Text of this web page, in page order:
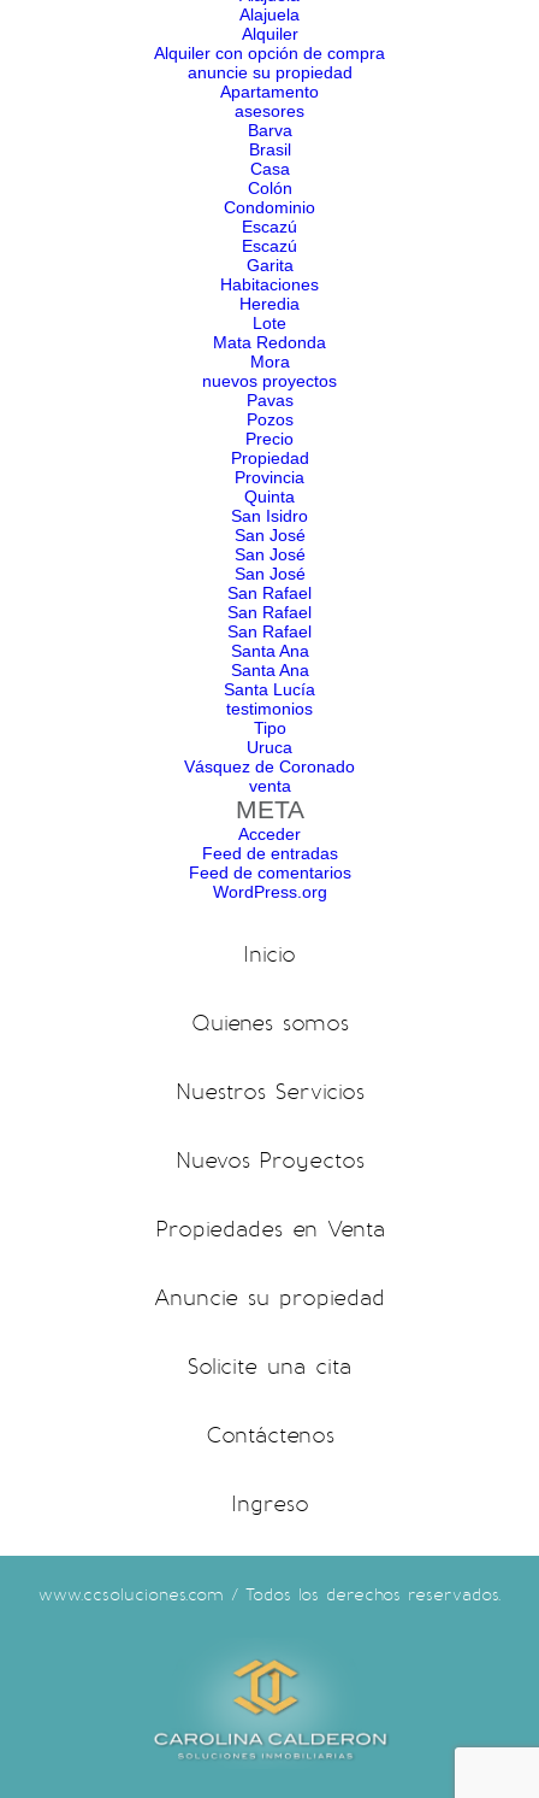
Alajuela
Alquiler
Alquiler con opción de compra
anuncie su propiedad
Apartamento
asesores
Barva
Brasil
Casa
Colón
Condominio
Escazú
Escazú
Garita
Habitaciones
Heredia
Lote
Mata Redonda
Mora
nuevos proyectos
Pavas
Pozos
Precio
Propiedad
Provincia
Quinta
San Isidro
San José
San José
San José
San Rafael
San Rafael
San Rafael
Santa Ana
Santa Ana
Santa Lucía
testimonios
Tipo
Uruca
Vásquez de Coronado
venta
META
Acceder
Feed de entradas
Feed de comentarios
WordPress.org
Inicio
Quienes somos
Nuestros Servicios
Nuevos Proyectos
Propiedades en Venta
Anuncie su propiedad
Solicite una cita
Contáctenos
Ingreso
www.ccsoluciones.com / Todos los derechos reservados.